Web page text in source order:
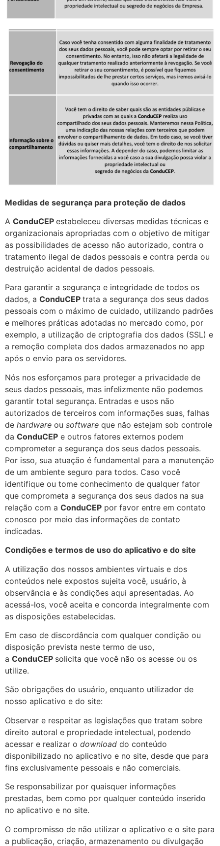
Medidas de segurança para proteção de dados
A ConduCEP estabeleceu diversas medidas técnicas e
organizacionais apropriadas com o objetivo de mitigar
as possibilidades de acesso não autorizado, contra o
tratamento ilegal de dados pessoais e contra perda ou
destruição acidental de dados pessoais.
Para garantir a segurança e integridade de todos os
dados, a ConduCEP trata a segurança dos seus dados
pessoais com o máximo de cuidado, utilizando padrões
e melhores práticas adotadas no mercado como, por
exemplo, a utilização de criptografia dos dados (SSL) e
a remoção completa dos dados armazenados no app
após o envio para os servidores.
Nós nos esforçamos para proteger a privacidade de
seus dados pessoais, mas infelizmente não podemos
garantir total segurança. Entradas e usos não
autorizados de terceiros com informações suas, falhas
de hardware ou software que não estejam sob controle
da ConduCEP e outros fatores externos podem
comprometer a segurança dos seus dados pessoais.
Por isso, sua atuação é fundamental para a manutenção
de um ambiente seguro para todos. Caso você
identifique ou tome conhecimento de qualquer fator
que comprometa a segurança dos seus dados na sua
relação com a ConduCEP por favor entre em contato
conosco por meio das informações de contato
indicadas.
Condições e termos de uso do aplicativo e do site
A utilização dos nossos ambientes virtuais e dos
conteúdos nele expostos sujeita você, usuário, à
observância e às condições aqui apresentadas. Ao
acessá-los, você aceita e concorda integralmente com
as disposições estabelecidas.
Em caso de discordância com qualquer condição ou
disposição prevista neste termo de uso,
a ConduCEP solicita que você não os acesse ou os
utilize.
São obrigações do usuário, enquanto utilizador de
nosso aplicativo e do site:
Observar e respeitar as legislações que tratam sobre
direito autoral e propriedade intelectual, podendo
acessar e realizar o download do conteúdo
disponibilizado no aplicativo e no site, desde que para
fins exclusivamente pessoais e não comerciais.
Se responsabilizar por quaisquer informações
prestadas, bem como por qualquer conteúdo inserido
no aplicativo e no site.
O compromisso de não utilizar o aplicativo e o site para
a publicação, criação, armazenamento ou divulgação